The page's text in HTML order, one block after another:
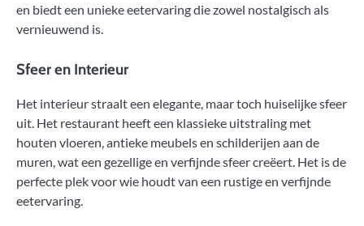
en biedt een unieke eetervaring die zowel nostalgisch als
vernieuwend is.
Sfeer en Interieur
Het interieur straalt een elegante, maar toch huiselijke sfeer
uit. Het restaurant heeft een klassieke uitstraling met
houten vloeren, antieke meubels en schilderijen aan de
muren, wat een gezellige en verfijnde sfeer creëert. Het is de
perfecte plek voor wie houdt van een rustige en verfijnde
eetervaring.